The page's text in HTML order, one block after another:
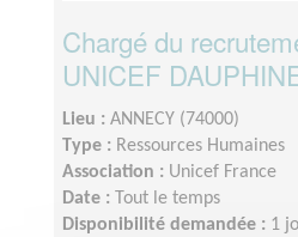
Chargé du
UNICEF
Lieu : ANNECY (74000)
Type : Ressources Humaines
Association : Unicef France
Date :
Tout le temps
Disponibilité demandée : 1